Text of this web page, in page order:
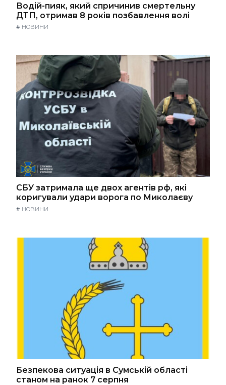
Водій-пияк, який спричинив смертельну
ДТП, отримав 8 років позбавлення волі
# НОВИНИ
СБУ затримала ще двох агентів рф, які
коригували удари ворога по Миколаєву
# НОВИНИ
Безпекова ситуація в Сумській області
станом на ранок 7 серпня